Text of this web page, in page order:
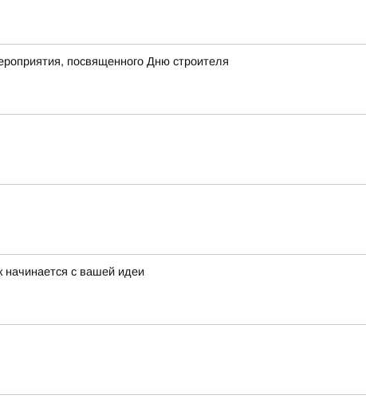
посвященного Дню строителя
начинается с вашей идеи